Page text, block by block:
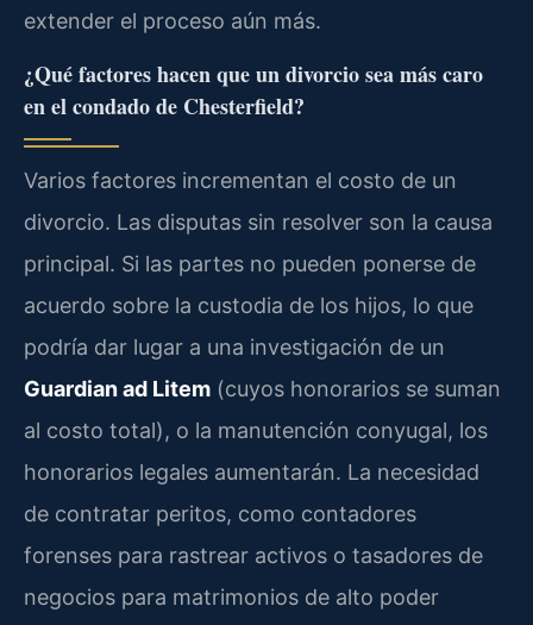
extender el proceso aún más.
¿Qué factores hacen que un divorcio sea más caro
en el condado de Chesterfield?
Varios factores incrementan el costo de un
divorcio. Las disputas sin resolver son la causa
principal. Si las partes no pueden ponerse de
acuerdo sobre la custodia de los hijos, lo que
podría dar lugar a una investigación de un
Guardian ad Litem (cuyos honorarios se suman
al costo total), o la manutención conyugal, los
honorarios legales aumentarán. La necesidad
de contratar peritos, como contadores
forenses para rastrear activos o tasadores de
negocios para matrimonios de alto poder